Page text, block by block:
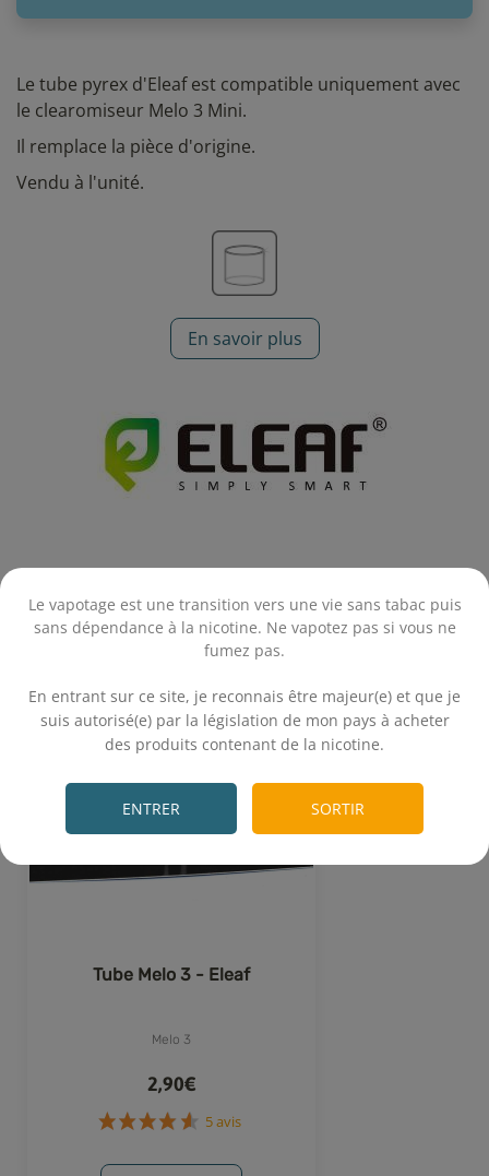
Le vapotage est une transition vers une vie sans tabac puis
sans dépendance à la nicotine. Ne vapotez pas si vous ne
fumez pas.
En entrant sur ce site, je reconnais être majeur(e) et que je
suis autorisé(e) par la législation de mon pays à acheter
des produits contenant de la nicotine.
ENTRER SORTIR
Le tube pyrex d'Eleaf est compatible uniquement avec
le clearomiseur Melo 3 Mini.
Il remplace la pièce d'origine.
Vendu à l'unité.
En savoir plus
Produits associés
Tube Melo 3 - Eleaf
Melo 3
2,90€